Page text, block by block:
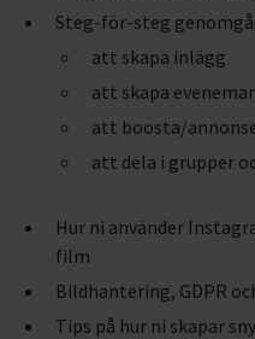
Steg-för-steg
att skapa inlägg
att skapa
att boosta/
att dela i grupper
Hur ni använder
film
Bildhantering, GDPR
Tips på hur ni skapar